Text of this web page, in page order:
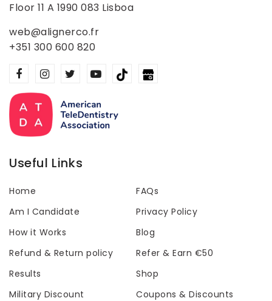
Floor 11 A 1990 083 Lisboa
web@alignerco.fr
+351 300 600 820
Useful Links
Home
FAQs
Am I Candidate
Privacy Policy
How it Works
Blog
Refund & Return policy
Refer & Earn €50
Results
Shop
Military Discount
Coupons & Discounts